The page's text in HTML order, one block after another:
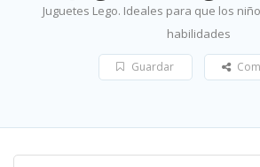
Juguetes Lego. Ideales para que los
habilidades
Guardar